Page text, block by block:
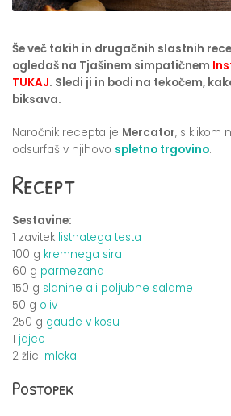
Še več takih in drugačnih slastnih
ogledaš na Tjašinem simpatičnem
TUKAJ. Sledi ji in bodi na tekočem,
biksava.
Naročnik recepta je Mercator, s klikom
odsurfaš v njihovo spletno trgovino.
Recept
Sestavine:
1 zavitek listnatega testa
100 g kremnega sira
60 g parmezana
150 g slanine ali poljubne salame
50 g oliv
250 g gaude v kosu
1 jajce
2 žlici mleka
Postopek